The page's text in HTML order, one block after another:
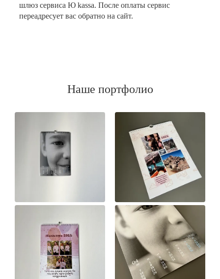
шлюз сервиса Ю kassa. После оплаты сервис
переадресует вас обратно на сайт.
Наше портфолио